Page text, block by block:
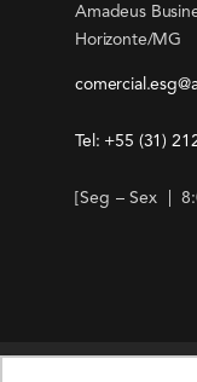
Amadeus
Horizonte/MG
Tel: +55 (31)
[Seg – Sex |